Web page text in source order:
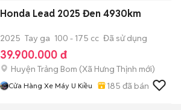
Honda Lead 2025 Đen 4930km
2025 Tay ga 100 - 175 cc Đã sử dụng
39.900.000 đ
Huyện Trảng Bom (Xã Hưng Thịnh mới)
Cửa Hàng Xe Máy U Kiều 185 đã bán